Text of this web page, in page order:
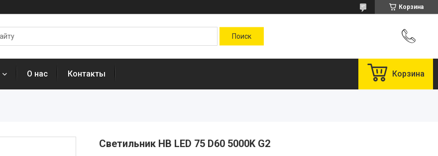
Корзина
О нас Контакты Корзина
Светильник HB LED 75 D60 5000K G2